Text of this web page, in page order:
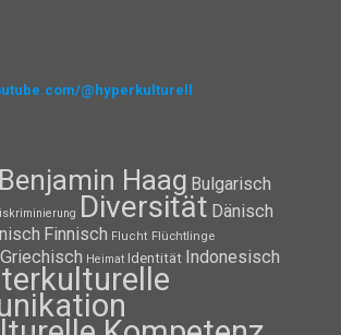
@hyperkulturell
Benjamin Haag Bulgarisch
Diversität Dänisch
Finnisch Flucht Flüchtlinge
Griechisch Heimat Identität Indonesisch